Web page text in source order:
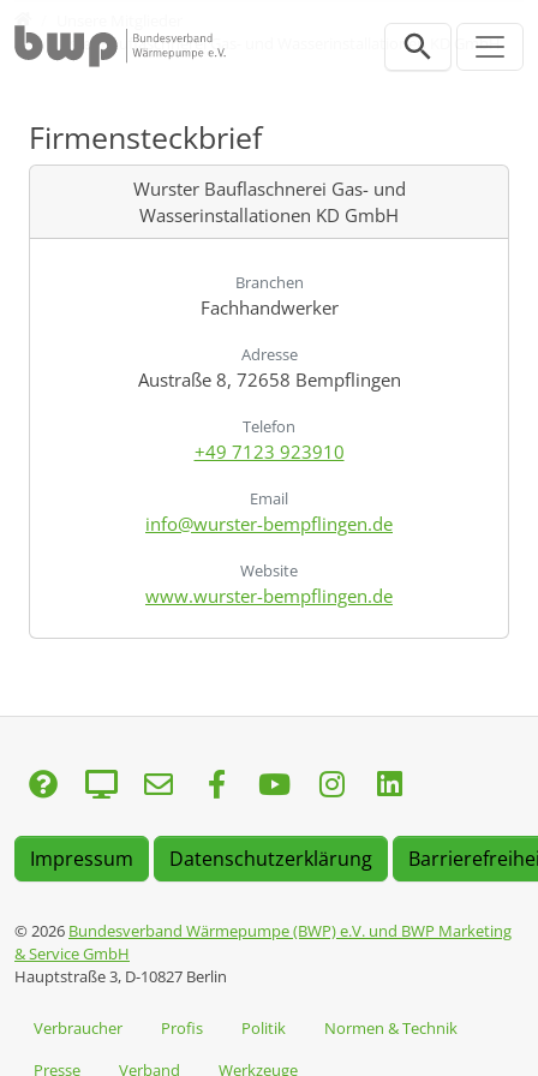
Wurster Bauflaschnerei Gas- und Wasserinstallationen KD GmbH
Firmensteckbrief
Wurster Bauflaschnerei Gas- und
Wasserinstallationen KD GmbH
Branchen
Fachhandwerker
Adresse
Austraße 8, 72658 Bempflingen
Telefon
+49 7123 923910
Email
info@wurster-bempflingen.de
Website
www.wurster-bempflingen.de
Impressum Datenschutzerklärung
© 2026 Bundesverband Wärmepumpe (BWP) e.V. und BWP Marketing
& Service GmbH
Hauptstraße 3, D-10827 Berlin
Verbraucher Profis Politik
Normen & Technik
Presse
Verband Werkzeuge